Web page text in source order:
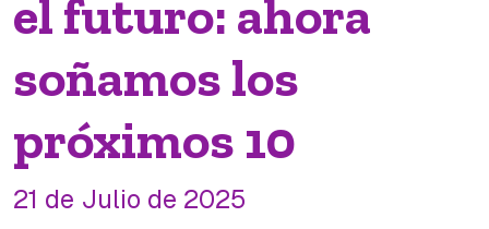
el futuro: ahora
soñamos los
próximos 10
21 de Julio de 2025